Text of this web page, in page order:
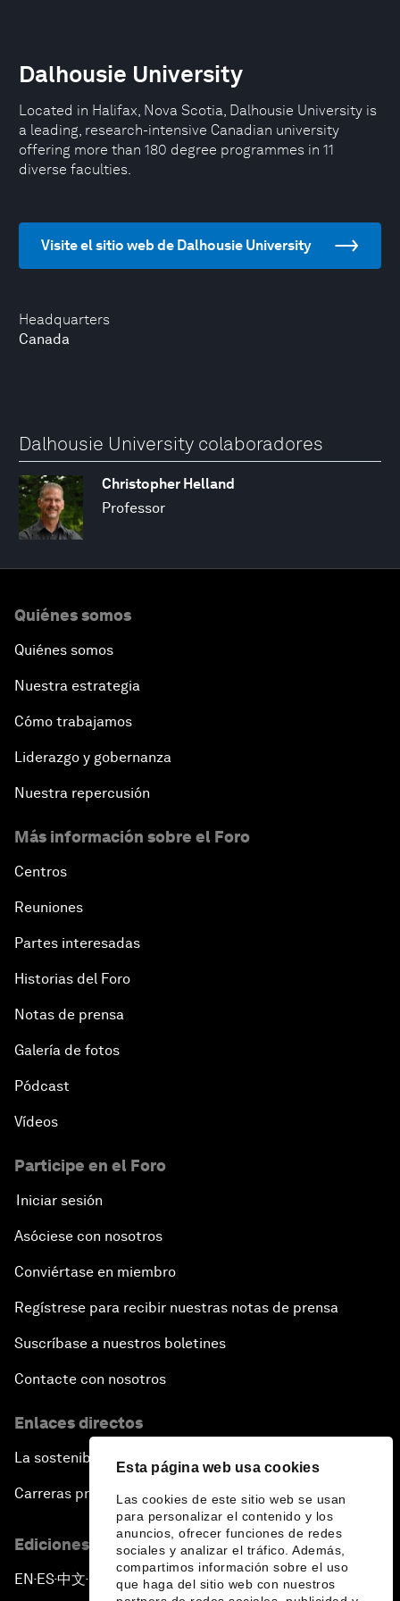
Esta página web usa cookies
Las cookies de este sitio web se usan
para personalizar el contenido y los
anuncios, ofrecer funciones de redes
sociales y analizar el tráfico. Además,
compartimos información sobre el uso
que haga del sitio web con nuestros
Headquarters
Canada
Dalhousie University
Located in Halifax, Nova Scotia, Dalhousie University is
a leading, research-intensive Canadian university
offering more than 180 degree programmes in 11
diverse faculties.
Visite el sitio web de Dalhousie University
Dalhousie University colaboradores
Christopher Helland
Professor
Quiénes somos
Quiénes somos
Nuestra estrategia
Cómo trabajamos
Liderazgo y gobernanza
Nuestra repercusión
Más información sobre el Foro
Centros
Reuniones
Partes interesadas
Historias del Foro
Notas de prensa
Galería de fotos
Pódcast
Vídeos
Participe en el Foro
Iniciar sesión
Asóciese con nosotros
Conviértase en miembro
Regístrese para recibir nuestras notas de prensa
Suscríbase a nuestros boletines
Contacte con nosotros
Enlaces directos
La sostenibilidad en el Foro
Carreras profesionales
Ediciones en otros idiomas
EN ▪ ES▪中文▪ 日本語